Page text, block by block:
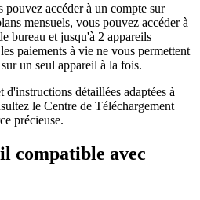
accéder à un compte sur
mensuels, vous pouvez accéder à
bureau et jusqu'à 2 appareils
paiements à vie ne vous permettent
un seul appareil à la fois.
détaillées adaptées à
le Centre de Téléchargement
précieuse.
compatible avec